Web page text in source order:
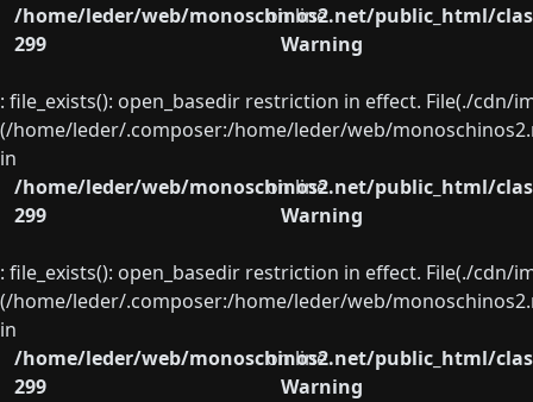
/home/leder/web/monoschinos2.net/public_html/
on line
299
Warning
: file_exists(): open_basedir restriction in effect. File(./
(/home/leder/.composer:/home/leder/web/
in
/home/leder/web/monoschinos2.net/public_html/
on line
299
Warning
: file_exists(): open_basedir restriction in effect. File(./
(/home/leder/.composer:/home/leder/web/
in
/home/leder/web/monoschinos2.net/public_html/
on line
299
Warning